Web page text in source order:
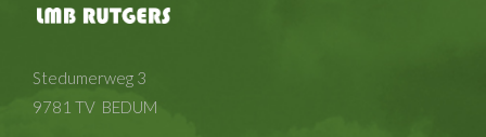
Stedumerweg 3
9781 TV BEDUM